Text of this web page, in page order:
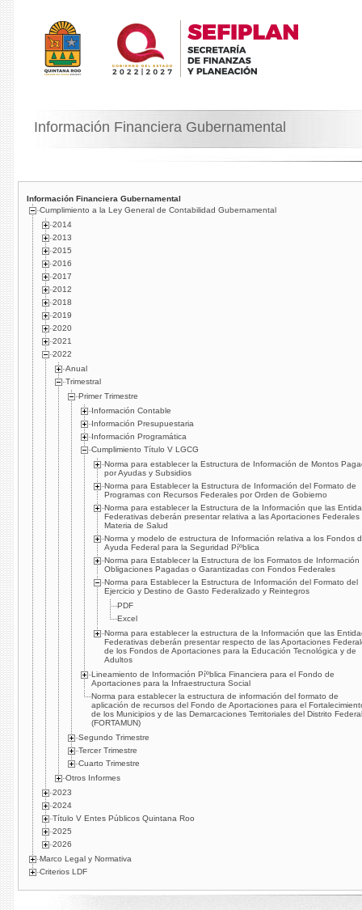
Información Financiera Gubernamental
Información Financiera Gubernamental
Cumplimiento a la Ley General de Contabilidad Gubernamental
2014
2013
2015
2016
2017
2012
2018
2019
2020
2021
2022
Anual
Trimestral
Primer Trimestre
Información Contable
Información Presupuestaria
Información Programática
Cumplimiento Tí­tulo V LGCG
Norma para establecer la Estructura de Información de Montos
por Ayudas y Subsidios
Norma para Establecer la Estructura de Información del Formato de
Programas con Recursos Federales por Orden de Gobierno
Norma para establecer la Estructura de la Información que las
Federativas deberán presentar relativa a las Aportaciones Federales
Materia de Salud
Norma y modelo de estructura de Información relativa a los Fondos
Ayuda Federal para la Seguridad Píºblica
Norma para Establecer la Estructura de los Formatos de Información
Obligaciones Pagadas o Garantizadas con Fondos Federales
Norma para Establecer la Estructura de Información del Formato del
Ejercicio y Destino de Gasto Federalizado y Reintegros
PDF
Excel
Norma para establecer la estructura de la Información que las
Federativas deberán presentar respecto de las Aportaciones
de los Fondos de Aportaciones para la Educación Tecnológica y de
Adultos
Lineamiento de Información Píºblica Financiera para el Fondo de
Aportaciones para la Infraestructura Social
Norma para establecer la estructura de información del formato de
aplicación de recursos del Fondo de Aportaciones para el
de los Municipios y de las Demarcaciones Territoriales del Distrito Federal
(FORTAMUN)
Segundo Trimestre
Tercer Trimestre
Cuarto Trimestre
Otros Informes
2023
2024
Título V Entes Públicos Quintana Roo
2025
2026
Marco Legal y Normativa
Criterios LDF